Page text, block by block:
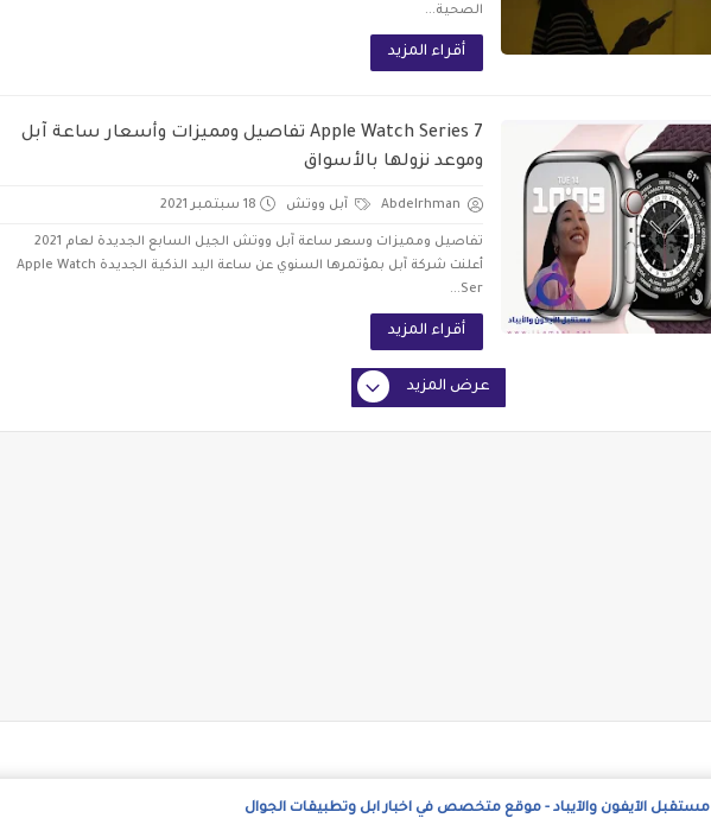
الصحية...
أقراء المزيد
Apple Watch Series 7 تفاصيل ومميزات وأسعار ساعة آبل
وموعد نزولها بالأسواق
Abdelrhman آبل ووتش 18 سبتمبر 2021
تفاصيل ومميزات وسعر ساعة آبل ووتش الجيل السابع الجديدة لعام 2021
أعلنت شركة آبل بمؤتمرها السنوي عن ساعة اليد الذكية الجديدة Apple Watch
Ser...
أقراء المزيد
عرض المزيد
مستقبل الآيفون والآيباد - موقع متخصص في اخبار ابل وتطبيقات الجوال